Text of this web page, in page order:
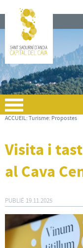
ACCUEIL: Turisme: Propostes
Visita i
al Cava
PUBLIÉ 19.11.2025